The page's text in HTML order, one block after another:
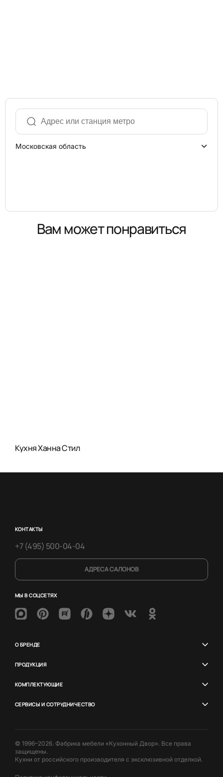
Московская область
Вам может понравиться
Кухня Ханна Стил
КОНТАКТЫ
+7 (495) 500-04-04
АДРЕСА САЛОНОВ
МЫ В СОЦСЕТЯХ
О БРЕНДЕ
ПРОДУКЦИЯ
КОМПЛЕКТУЮЩИЕ
СЕРВИСЫ И СОТРУДНИЧЕСТВО
© 1996–2026. Фабрика мебели «Кухонный Двор». Все права
защищены.
Кухни от российского производителя с эксклюзивной отделкой.